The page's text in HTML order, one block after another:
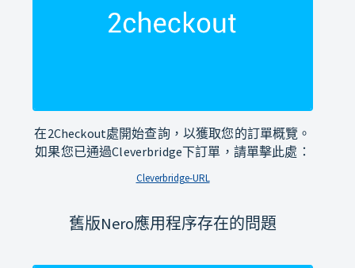
在2Checkout處開始查詢，以獲取您的訂單概覽。
如果您已通過Cleverbridge下訂單，請單擊此處：
Cleverbridge-URL
舊版Nero應用程序存在的問題